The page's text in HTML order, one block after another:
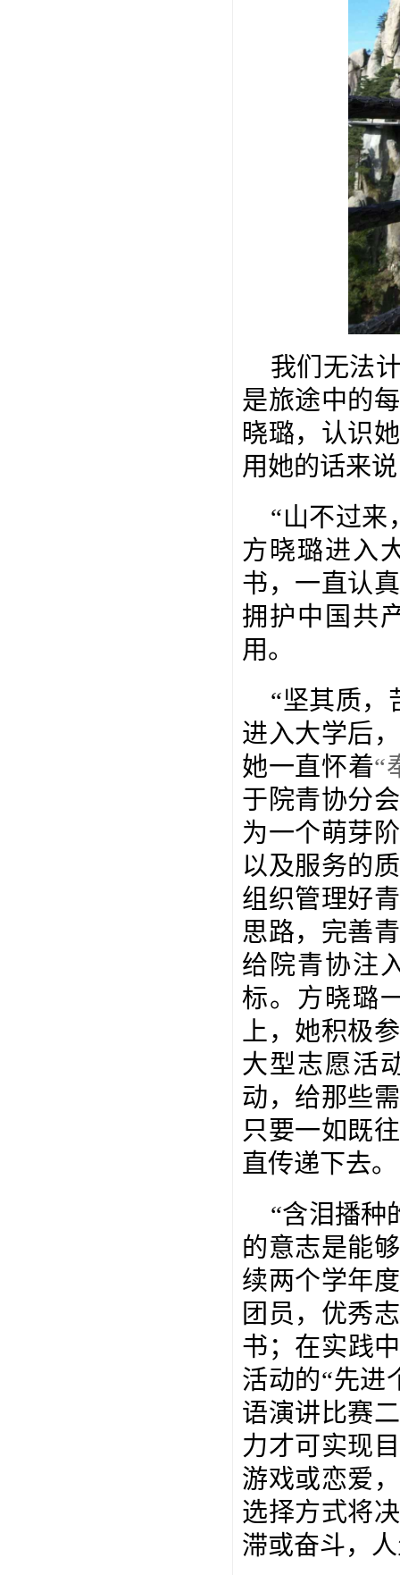
我们无法
是旅途中的
晓璐，认识
用她的话来
“山不过来
方晓璐进入
书，一直认
拥护中国共
用。
“坚其质，
进入大学后
她一直怀着“
于院青协分
为一个萌芽
以及服务的
组织管理好
思路，完善
给院青协注
标。方晓璐
上，她积极
大型志愿活
动，给那些
只要一如既
直传递下去。
“含泪播种
的意志是能
续两个学年
团员，优秀
书；在实践
活动的“先进
语演讲比赛
力才可实现
游戏或恋爱
选择方式将
滞或奋斗，